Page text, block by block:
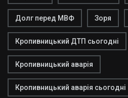
Долг перед МВФ Зоря
Кропивницький ДТП сьогодні
Кропивницький аварія
Кропивницький аварія сьогодні